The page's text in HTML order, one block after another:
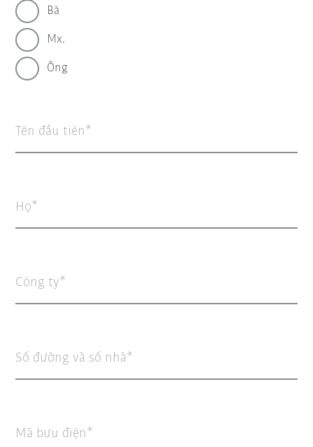
Bà
Mx.
Ông
Tên đầu tiên
Họ
Công ty
Số đường và số nhà
Mã bưu điện